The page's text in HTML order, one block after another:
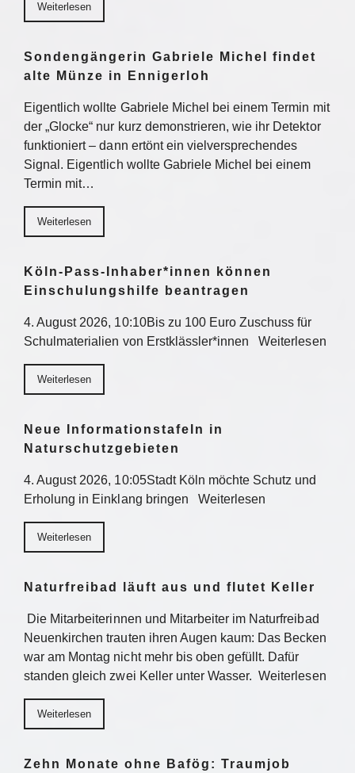
Weiterlesen
Sondengängerin Gabriele Michel findet
alte Münze in Ennigerloh
Eigentlich wollte Gabriele Michel bei einem Termin mit
der „Glocke“ nur kurz demonstrieren, wie ihr Detektor
funktioniert – dann ertönt ein vielversprechendes
Signal. Eigentlich wollte Gabriele Michel bei einem
Termin mit…
Weiterlesen
Köln-Pass-Inhaber*innen können
Einschulungshilfe beantragen
4. August 2026, 10:10Bis zu 100 Euro Zuschuss für
Schulmaterialien von Erstklässler*innen Weiterlesen
Weiterlesen
Neue Informationstafeln in
Naturschutzgebieten
4. August 2026, 10:05Stadt Köln möchte Schutz und
Erholung in Einklang bringen Weiterlesen
Weiterlesen
Naturfreibad läuft aus und flutet Keller
Die Mitarbeiterinnen und Mitarbeiter im Naturfreibad
Neuenkirchen trauten ihren Augen kaum: Das Becken
war am Montag nicht mehr bis oben gefüllt. Dafür
standen gleich zwei Keller unter Wasser. Weiterlesen
Weiterlesen
Zehn Monate ohne Bafög: Traumjob